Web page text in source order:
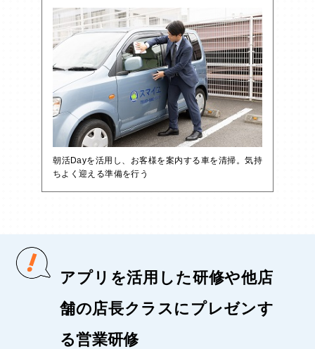
朝活Dayを活用し、お客様を案内する車を清掃。気持
ちよく迎える準備を行う
アプリを活用した研修や他店
舗の店長クラスにプレゼンす
る営業研修